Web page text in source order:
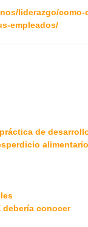
liderazgo/
empleados/
de
debería conocer